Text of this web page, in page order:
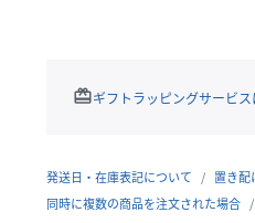
redeemギフトラッピングサービ
発送日・在庫表記について 置き配
同時に複数の商品を注文された場合